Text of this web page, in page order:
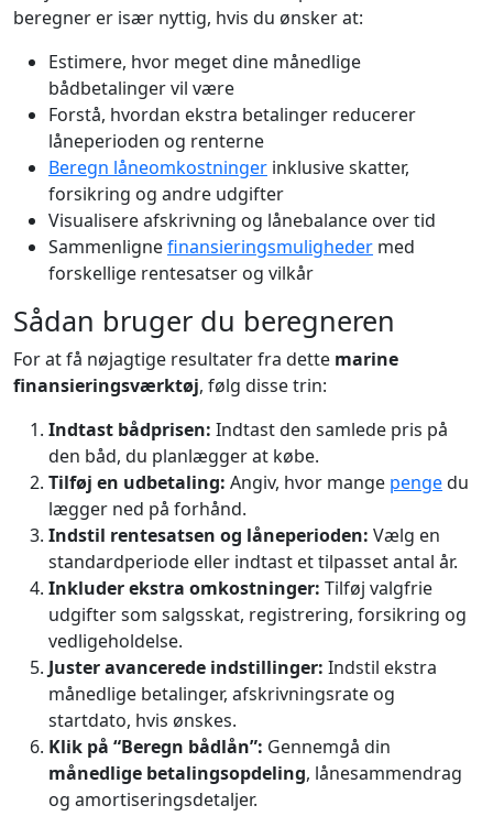
beregner er især nyttig, hvis du ønsker at:
Estimere, hvor meget dine månedlige
bådbetalinger vil være
Forstå, hvordan ekstra betalinger reducerer
låneperioden og renterne
Beregn låneomkostninger inklusive skatter,
forsikring og andre udgifter
Visualisere afskrivning og lånebalance over tid
Sammenlignefinansieringsmuligheder med
forskellige rentesatser og vilkår
Sådan bruger du beregneren
For at få nøjagtige resultater fra dette marine
finansieringsværktøj, følg disse trin:
Indtast bådprisen: Indtast den samlede pris på
den båd, du planlægger at købe.
Tilføj en udbetaling: Angiv, hvor mange pengedu
lægger ned på forhånd.
Indstil rentesatsen og låneperioden: Vælg en
standardperiode eller indtast et tilpasset antal år.
Inkluder ekstra omkostninger: Tilføj valgfrie
udgifter som salgsskat, registrering, forsikring og
vedligeholdelse.
Juster avancerede indstillinger: Indstil ekstra
månedlige betalinger, afskrivningsrate og
startdato, hvis ønskes.
Klik på “Beregn bådlån”: Gennemgå din
månedlige betalingsopdeling, lånesammendrag
og amortiseringsdetaljer.